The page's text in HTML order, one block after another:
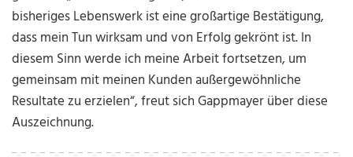
bisheriges Lebenswerk ist eine großartige Bestätigung,
dass mein Tun wirksam und von Erfolg gekrönt ist. In
diesem Sinn werde ich meine Arbeit fortsetzen, um
gemeinsam mit meinen Kunden außergewöhnliche
Resultate zu erzielen“, freut sich Gappmayer über diese
Auszeichnung.